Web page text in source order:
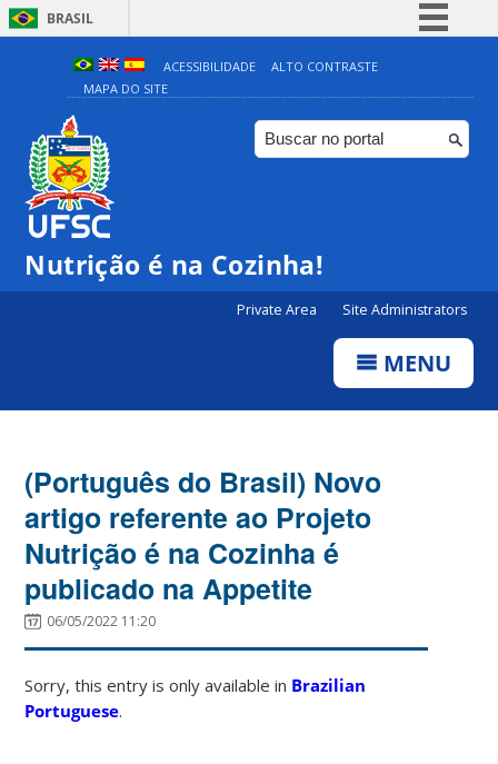
BRASIL
Simplifique!
Comunica BR
Participe
ACESSIBILIDADE
ALTO CONTRASTE
MAPA DO SITE
Nutrição é na Cozinha!
Private Area Site Administrators
MENU
(Português do Brasil) Novo
artigo referente ao Projeto
Nutrição é na Cozinha é
publicado na Appetite
06/05/2022 11:20
Sorry, this entry is only available in Brazilian
Portuguese.